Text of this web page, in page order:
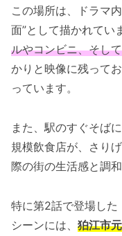
この場所は、ドラマ
面”として描かれてい
ルやコンビニ、そし
かりと映像に残って
っています。
また、駅のすぐそば
規模飲食店が、さり
際の街の生活感と調和
特に第2話で登場した
シーンには、 狛江市